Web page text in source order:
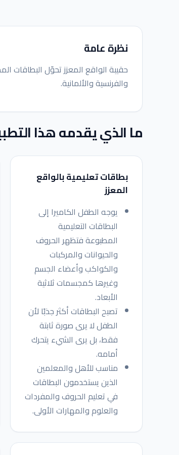
نظرة عامة
والفرنسية والألمانية.
ما الذي يقدمه هذا
بطاقات تعليمية بالواقع
المعزز
يوجه الطفل الكاميرا إلى
البطاقات التعليمية
المطبوعة فتظهر الحروف
والحيوانات والمركبات
والكواكب وأعضاء الجسم
وغيرها كمجسمات ثلاثية
الأبعاد.
تصبح البطاقات أكثر جذبًا لأن
الطفل لا يرى صورة ثابتة
فقط، بل يرى الشيء يتحرك
أمامه.
مناسب للأهل والمعلمين
الذين يستخدمون البطاقات
في تعليم الحروف والمفردات
والعلوم والمهارات الأولى.